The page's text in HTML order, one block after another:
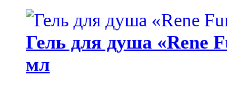
Гель для душа «Rene
мл